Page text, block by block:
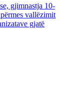
gjimnastja 10-
vallëzimit
gjatë